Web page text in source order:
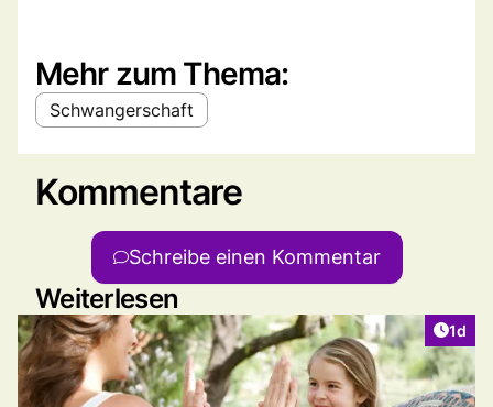
Mehr zum Thema:
Schwangerschaft
Kommentare
Schreibe einen Kommentar
Weiterlesen
1d